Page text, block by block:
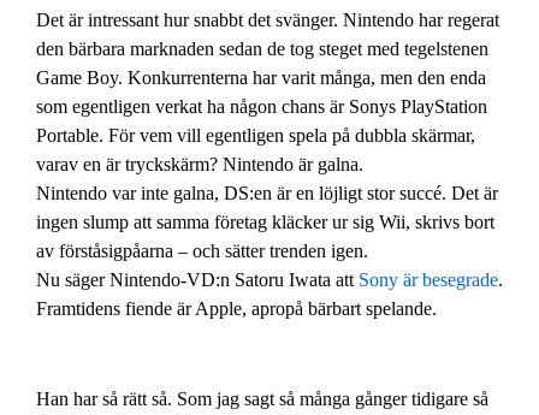
Det är intressant hur snabbt det svänger. Nintendo har regerat
den bärbara marknaden sedan de tog steget med tegelstenen
Game Boy. Konkurrenterna har varit många, men den enda
som egentligen verkat ha någon chans är Sonys PlayStation
Portable. För vem vill egentligen spela på dubbla skärmar,
varav en är tryckskärm? Nintendo är galna.
Nintendo var inte galna, DS:en är en löjligt stor succé. Det är
ingen slump att samma företag kläcker ur sig Wii, skrivs bort
av förståsigpåarna – och sätter trenden igen.
Nu säger Nintendo-VD:n Satoru Iwata att Sony är besegrade.
Framtidens fiende är Apple, apropå bärbart spelande.
Han har så rätt så. Som jag sagt så många gånger tidigare så